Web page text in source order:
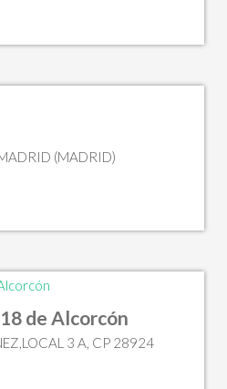
(MADRID)
de Alcorcón
3 A, CP 28924